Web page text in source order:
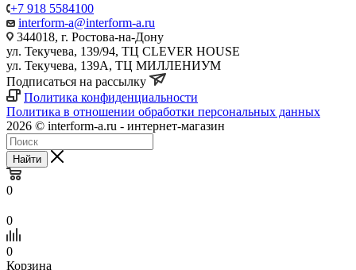
+7 918 5584100
interform-a@interform-a.ru
344018, г. Ростова-на-Дону
ул. Текучева, 139/94, ТЦ CLEVER HOUSE
ул. Текучева, 139А, ТЦ МИЛЛЕНИУМ
Подписаться на рассылку
Политика конфиденциальности
Политика в отношении обработки персональных данных
2026 © interform-a.ru - интернет-магазин
Найти
0
0
0
Корзина